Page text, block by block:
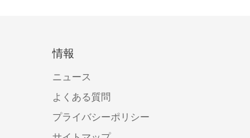
情報
ニュース
よくある質問
プライバシーポリシー